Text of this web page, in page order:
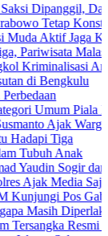
Dari Tenaga
Konstitusional
Jaga Kamtibmas
Malasari
Andi Edi
Piala Bank
Warga Perkuat
Anak
dan Gus
Sajikan
Pos Gabma
Diperlakukan
Resmi Diseret